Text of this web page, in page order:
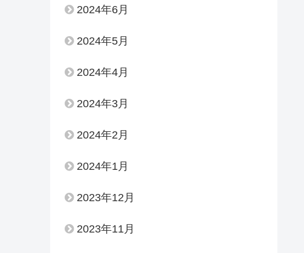
2024年6月
2024年5月
2024年4月
2024年3月
2024年2月
2024年1月
2023年12月
2023年11月